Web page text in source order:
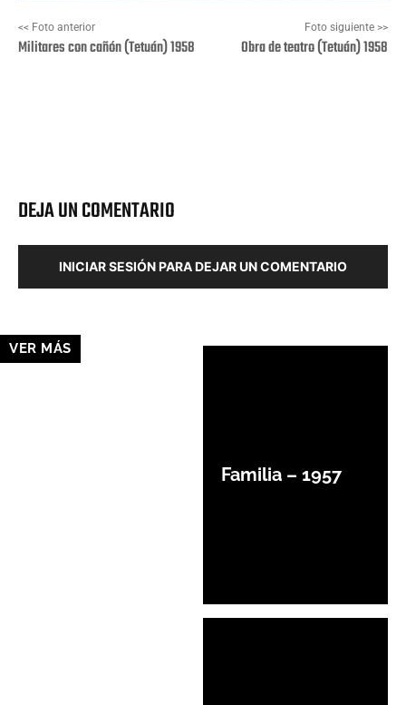
<< Foto anterior
Militares con cañón (Tetuán) 1958
Foto siguiente >>
Obra de teatro (Tetuán) 1958
DEJA UN COMENTARIO
INICIAR SESIÓN PARA DEJAR UN COMENTARIO
VER MÁS
Familia – 1957